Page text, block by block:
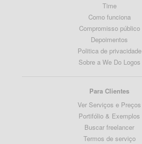
Time
Como funciona
Compromisso público
Depoimentos
Politica de privacidade
Sobre a We Do Logos
Para Clientes
Ver Serviços e Preços
Portifólio & Exemplos
Buscar freelancer
Termos de serviço